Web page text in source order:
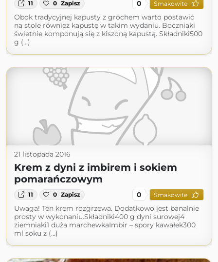
11 0 Zapisz 0 Smakowite
Obok tradycyjnej kapusty z grochem warto postawić
na stole również kapustę w takim wydaniu. Boczniaki
świetnie komponują się z kiszoną kapustą. Składniki500
g (...)
21 listopada 2016
Krem z dyni z imbirem i sokiem
pomarańczowym
11 0 Zapisz 0 Smakowite
Uwaga! Ten krem rozgrzewa. Dodatkowo jest banalnie
prosty w wykonaniu.Składniki400 g dyni surowej4
ziemniaki1 duża marchewkaImbir – spory kawałek300
ml soku z (...)